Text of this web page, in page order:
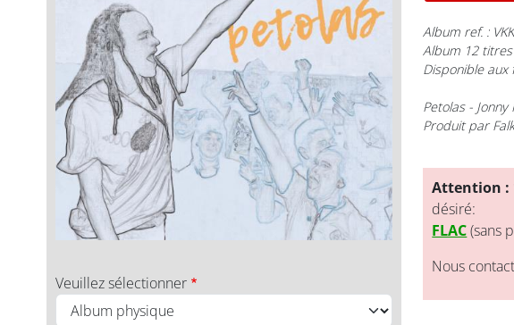
Veuillez sélectionner
Album ref. :
Album 12
Disponible aux
Petolas- Jonny
Produit par
Attention :
désiré:
FLAC(sans
Nous